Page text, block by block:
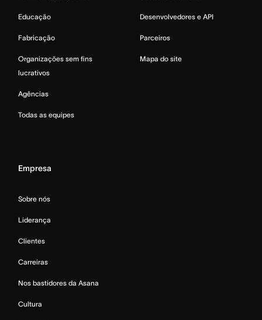
Educação
Fabricação
Organizações sem fins
lucrativos
Agências
Todas as equipes
Desenvolvedores e API
Parceiros
Mapa do site
Empresa
Sobre nós
Liderança
Clientes
Carreiras
Nos bastidores da Asana
Cultura